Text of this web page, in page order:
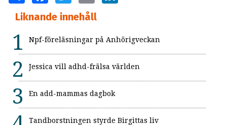
Liknande innehåll
Npf-föreläsningar på Anhörigveckan
Jessica vill adhd-frälsa världen
En add-mammas dagbok
Tandborstningen styrde Birgittas liv